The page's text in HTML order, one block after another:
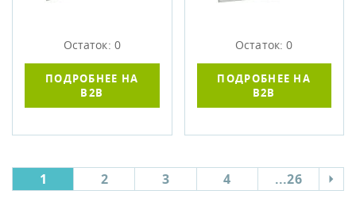
Остаток: 0
ПОДРОБНЕЕ НА
B2B
Остаток: 0
ПОДРОБНЕЕ НА
B2B
1 2 3 4 ...26